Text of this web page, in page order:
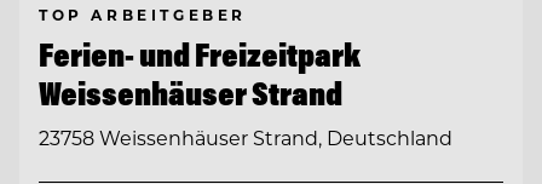
TOP ARBEITGEBER
Ferien- und Freizeitpark
Weissenhäuser Strand
23758 Weissenhäuser Strand, Deutschland